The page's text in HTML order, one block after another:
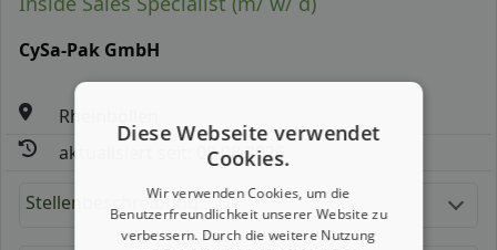
CySa-Pak GmbH
Rheinböllen
aktualisiert seit: 08.08.2026
Stellenbeschreibung:
Diese Webseite verwendet
Cookies.
Wir verwenden Cookies, um die
Benutzerfreundlichkeit unserer Website zu
verbessern. Durch die weitere Nutzung